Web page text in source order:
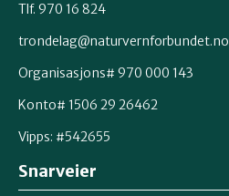
Tlf. 970 16 824
trondelag@naturvernforbundet.no
Organisasjons# 970 000 143
Konto# 1506 29 26462
Vipps: #542655
Snarveier